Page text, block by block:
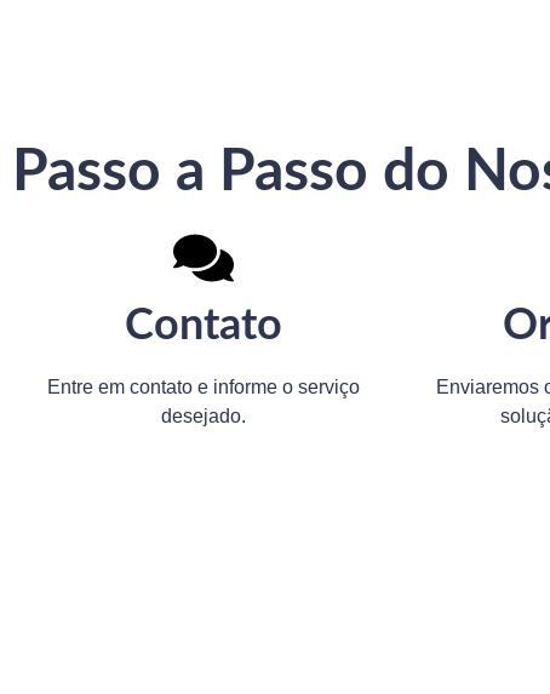
Passo a Passo do
Contato
Entre em contato e informe o serviço
desejado.
Enviaremos